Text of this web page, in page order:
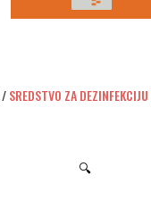
/SREDSTVO ZA
🔍